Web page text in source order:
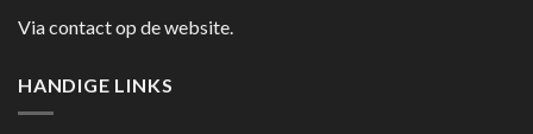
Via contact op de website.
HANDIGE LINKS